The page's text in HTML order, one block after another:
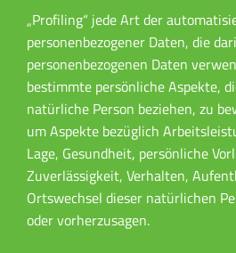
„Profiling“ jede Art der
personenbezogener Daten, die
personenbezogenen Daten
bestimmte persönliche Aspekte,
natürliche Person beziehen, zu
um Aspekte bezüglich
Lage, Gesundheit, persönliche
Zuverlässigkeit, Verhalten,
Ortswechsel dieser natürlichen
oder vorherzusagen.